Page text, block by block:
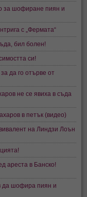
за шофиране пиян и
с „Фермата“
бил болен!
си!
да го отърве от
не се явиха в съда
в петък (видео)
на Линдзи Лоън
ареста в Банско!
да шофира пиян и